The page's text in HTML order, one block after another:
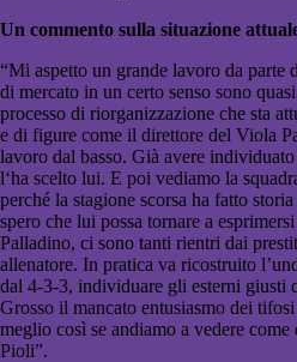
Un commento sulla situazione
“Mi aspetto un grande lavoro da parte
di mercato in un certo senso sono
processo di riorganizzazione che sta
e di figure come il direttore del Viola
lavoro dal basso. Già avere
l‘ha scelto lui. E poi vediamo la
perché la stagione scorsa ha fatto
spero che lui possa tornare a
Palladino, ci sono tanti rientri dai
allenatore. In pratica va ricostruito
dal 4-3-3, individuare gli esterni giusti
Grosso il mancato entusiasmo dei
meglio così se andiamo a vedere come
Pioli”.